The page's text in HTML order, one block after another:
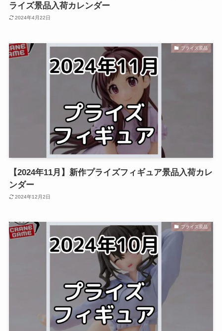
ライズ景品入荷カレンダー
2024年4月22日
プライズ景品
【2024年11月】新作プライズフィギュア景品入荷カレ
ンダー
2024年12月2日
プライズ景品